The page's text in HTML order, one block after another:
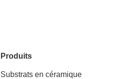
Produits
Substrats en céramique